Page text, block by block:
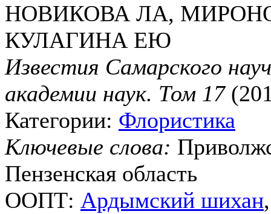
НОВИКОВА ЛА,
КУЛАГИНА ЕЮ
Известия Самарского
академии наук. Том 17
Категории: Флористика
Ключевые слова:
Пензенская область
ООПТ: Ардымский шихан